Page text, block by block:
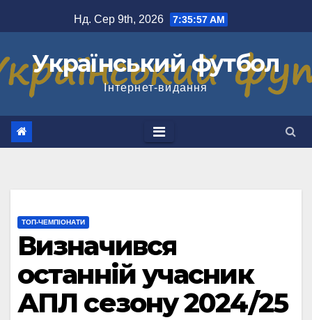
до
Нд. Сер 9th, 2026 7:35:58 AM
Український футбол
Інтернет-видання
ТОП-ЧЕМПІОНАТИ
Визначився
останній учасник
АПЛ сезону 2024/25